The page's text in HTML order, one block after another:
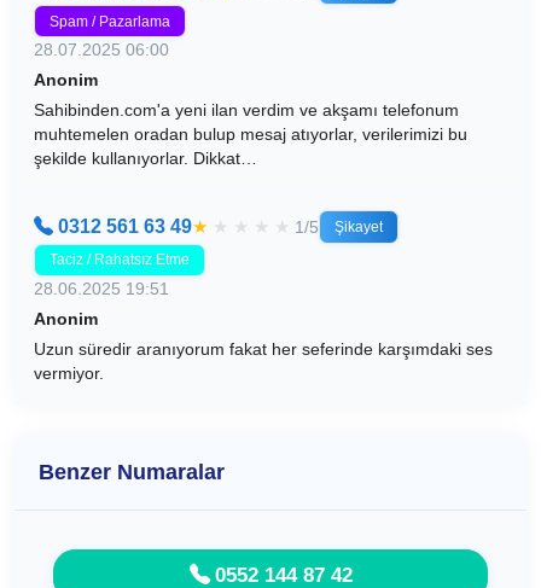
Spam / Pazarlama
28.07.2025 06:00
Anonim
Sahibinden.com'a yeni ilan verdim ve akşamı telefonum
muhtemelen oradan bulup mesaj atıyorlar, verilerimizi bu
şekilde kullanıyorlar. Dikkat…
0312 561 63 49★ ★ ★ ★ ★ 1/5
Şikayet
Taciz / Rahatsız Etme
28.06.2025 19:51
Anonim
Uzun süredir aranıyorum fakat her seferinde karşımdaki ses
vermiyor.
Benzer Numaralar
0552 144 87 42